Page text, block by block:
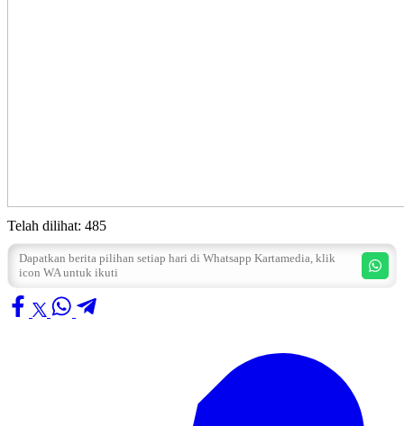
Telah dilihat: 485
Dapatkan berita pilihan setiap hari di Whatsapp Kartamedia, klik
icon WA untuk ikuti